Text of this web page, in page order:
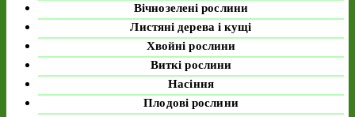
Вічнозелені рослини
Листяні дерева і кущі
Хвойні рослини
Виткі рослини
Насіння
Плодові рослини